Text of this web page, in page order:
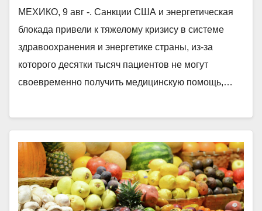
МЕХИКО, 9 авг -. Санкции США и энергетическая
блокада привели к тяжелому кризису в системе
здравоохранения и энергетике страны, из-за
которого десятки тысяч пациентов не могут
своевременно получить медицинскую помощь,…